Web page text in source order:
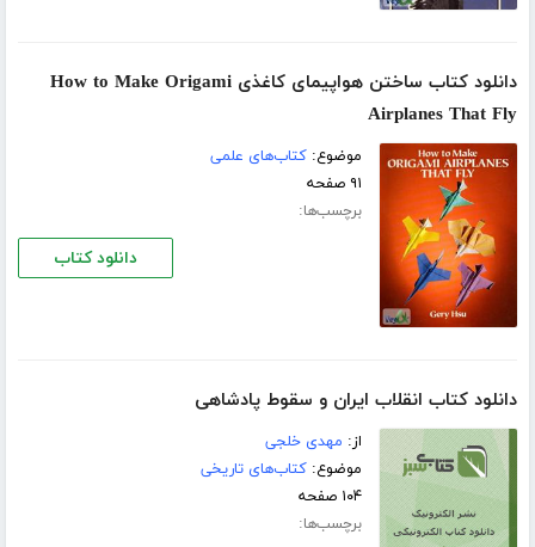
دانلود کتاب ساختن هواپیمای کاغذی How to Make Origami
Airplanes That Fly
موضوع:کتاب‌های علمی
۹۱ صفحه
برچسب‌ها:
دانلود کتاب
دانلود کتاب انقلاب ایران و سقوط پادشاهی
از: مهدی خلجی
موضوع:کتاب‌های تاریخی
۱۰۴ صفحه
برچسب‌ها: